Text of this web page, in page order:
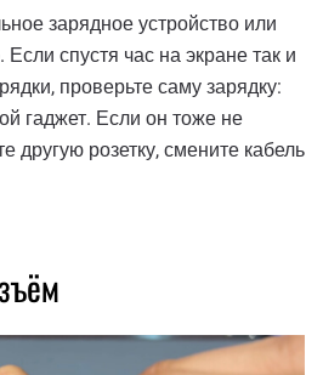
зарядное устройство или
спустя час на экране так и
проверьте саму зарядку:
гаджет. Если он тоже не
другую розетку, смените кабель